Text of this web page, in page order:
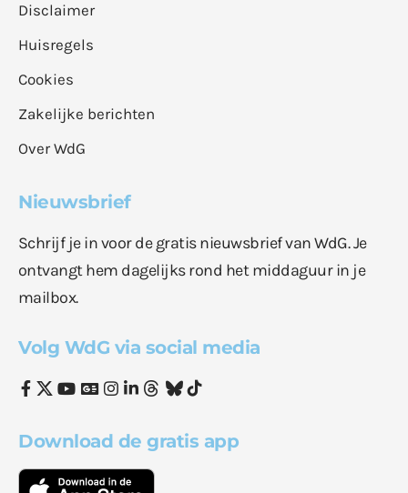
Disclaimer
Huisregels
Cookies
Zakelijke berichten
Over WdG
Nieuwsbrief
Schrijf je in voor de gratis nieuwsbrief van WdG. Je
ontvangt hem dagelijks rond het middaguur in je
mailbox.
Volg WdG via social media
Download de gratis app